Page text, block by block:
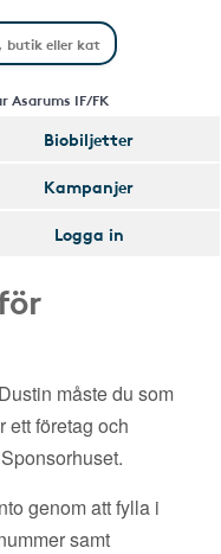
Asarums IF/FK
Biobiljetter
Kampanjer
Logga in
måste du som
ett företag och
genom att fylla i
samt